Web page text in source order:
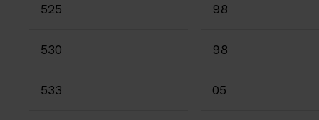
525 98
530 98
533 05